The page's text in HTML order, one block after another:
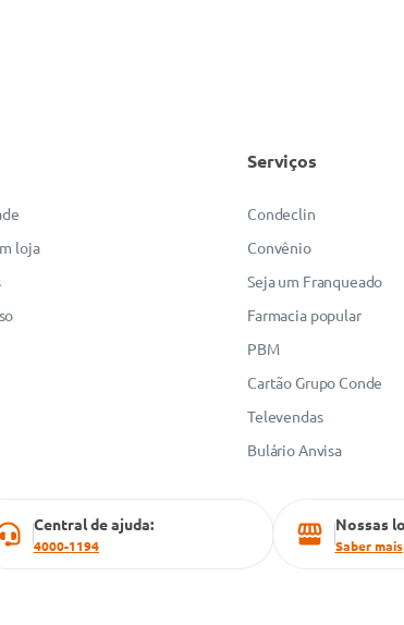
loja
Serviços
Condeclin
Convênio
Seja um Franqueado
Farmacia popular
PBM
Cartão Grupo Conde
Televendas
Bulário Anvisa
Central de ajuda:
4000-1194
Nossas
Saber mais